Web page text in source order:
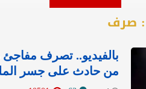
: صرف
بالفيديو.. تصرف مفاجئ
من حادث على جسر